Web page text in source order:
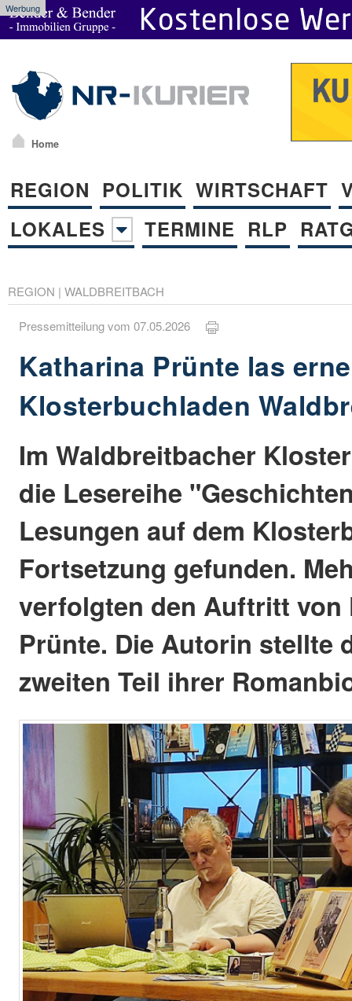
Werbung
Home
REGION POLITIK WIRTSCHAFT
LOKALES
TERMINE RLP
REGION | WALDBREITBACH
Pressemitteilung vom 07.05.2026
Katharina Prünte las
Klosterbuchladen
Im Waldbreitbacher
die Lesereihe
Lesungen auf dem
Fortsetzung gefunden.
verfolgten den Auftritt von
Prünte. Die Autorin stellte
zweiten Teil ihrer